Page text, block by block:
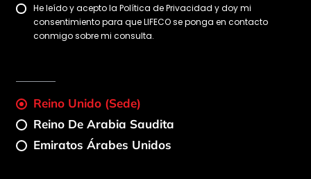
He leído y acepto la Política de Privacidad y doy mi
consentimiento para que LIFECO se ponga en contacto
conmigo sobre mi consulta.
Reino Unido (sede)
Reino De Arabia Saudita
Emiratos Árabes Unidos